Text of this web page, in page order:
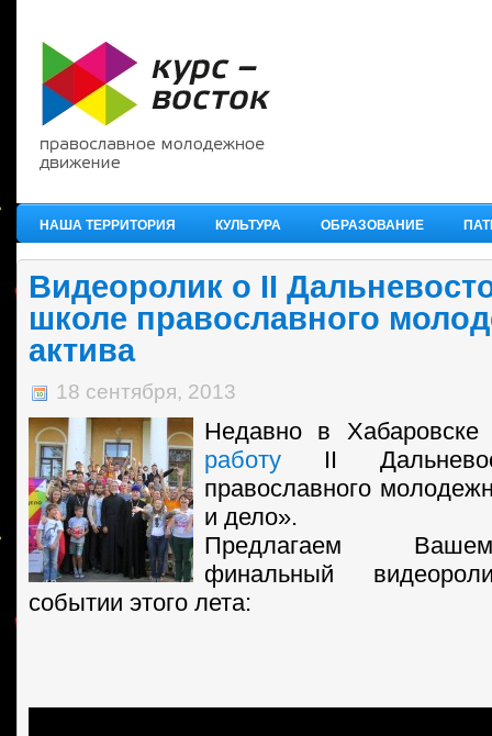
НАША ТЕРРИТОРИЯ КУЛЬТУРА ОБРАЗОВАНИЕ
Видеоролик о II
школе православного
актива
18 сентября, 2013
Недавно в
работу II
православного
и дело».
Предлагаем
финальный
событии этого лета: